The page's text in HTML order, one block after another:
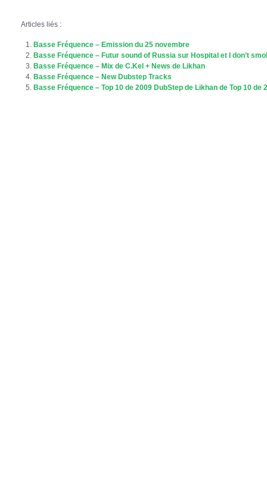
Articles liés :
Basse Fréquence – Emission du 25 novembre
Basse Fréquence – Futur sound of Russia sur Hospital et I don’t
Basse Fréquence – Mix de C.Kel + News de Likhan
Basse Fréquence – New Dubstep Tracks
Basse Fréquence – Top 10 de 2009 DubStep de Likhan de Top 10 de